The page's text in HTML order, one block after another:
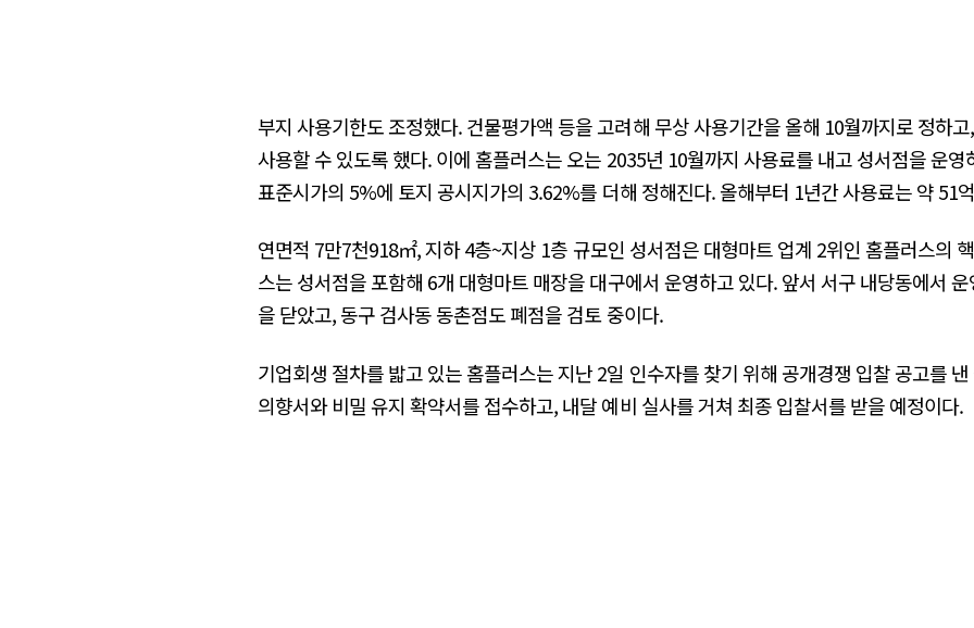
부지 사용기한도 조정했다. 건물평가액 등을 고려해 무상 사용기간을 올해 10월까지로 정하
사용할 수 있도록 했다. 이에 홈플러스는 오는 2035년 10월까지 사용료를 내고 성서점을 운
표준시가의 5%에 토지 공시지가의 3.62%를 더해 정해진다. 올해부터 1년간 사용료는 약 51
연면적 7만7천918㎡, 지하 4층~지상 1층 규모인 성서점은 대형마트 업계 2위인 홈플러스의
스는 성서점을 포함해 6개 대형마트 매장을 대구에서 운영하고 있다. 앞서 서구 내당동에서
을 닫았고, 동구 검사동 동촌점도 폐점을 검토 중이다.
기업회생 절차를 밟고 있는 홈플러스는 지난 2일 인수자를 찾기 위해 공개경쟁 입찰 공고를
의향서와 비밀 유지 확약서를 접수하고, 내달 예비 실사를 거쳐 최종 입찰서를 받을 예정이다.